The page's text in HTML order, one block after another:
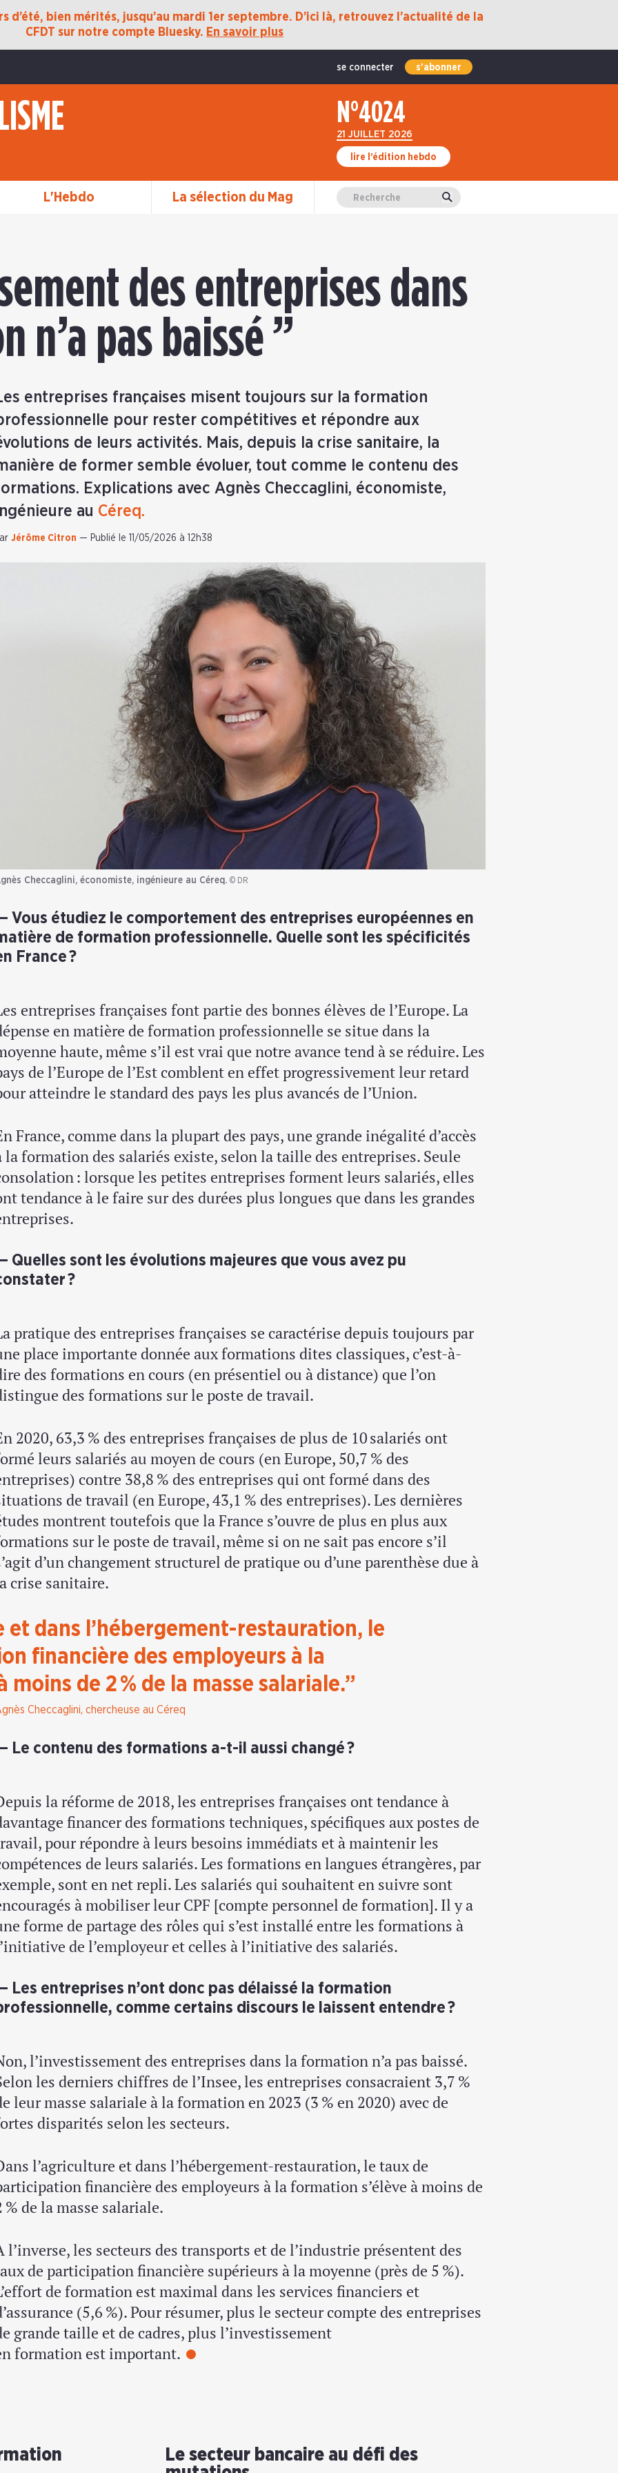
d’été, bien mérités, jusqu’au mardi 1er septembre. D’ici là, retrouvez l’actualité de la
CFDT sur notre compte Bluesky. En savoir plus
se connecter s'abonner
N°4024
21 JUILLET 2026
lire l’édition hebdo
L'Hebdo La sélection du Mag Valider
des entreprises dans
n’a pas baissé ”
entreprises françaises misent toujours sur la formation
pour rester compétitives et répondre aux
de leurs activités. Mais, depuis la crise sanitaire, la
de former semble évoluer, tout comme le contenu des
Explications avec Agnès Checcaglini, économiste,
au Céreq.
Jérôme Citron — Publié le 11/05/2026 à 12h38
Checcaglini, économiste, ingénieure au Céreq. © DR
Vous étudiez le comportement des entreprises européennes en
de formation professionnelle. Quelle sont les spécificités
France ?
entreprises françaises font partie des bonnes élèves de l’Europe. La
en matière de formation professionnelle se situe dans la
haute, même s’il est vrai que notre avance tend à se réduire. Les
de l’Europe de l’Est comblent en effet progressivement leur retard
atteindre le standard des pays les plus avancés de l’Union.
France, comme dans la plupart des pays, une grande inégalité d’accès
la formation des salariés existe, selon la taille des entreprises. Seule
: lorsque les petites entreprises forment leurs salariés, elles
tendance à le faire sur des durées plus longues que dans les grandes
Quelles sont les évolutions majeures que vous avez pu
?
pratique des entreprises françaises se caractérise depuis toujours par
place importante donnée aux formations dites classiques, c’est-à-
des formations en cours (en présentiel ou à distance) que l’on
des formations sur le poste de travail.
2020, 63,3 % des entreprises françaises de plus de 10 salariés ont
leurs salariés au moyen de cours (en Europe, 50,7 % des
contre 38,8 % des entreprises qui ont formé dans des
de travail (en Europe, 43,1 % des entreprises). Les dernières
montrent toutefois que la France s’ouvre de plus en plus aux
sur le poste de travail, même si on ne sait pas encore s’il
d’un changement structurel de pratique ou d’une parenthèse due à
crise sanitaire.
et dans l’hébergement-restauration, le
financière des employeurs à la
moins de 2 % de la masse salariale.”
Checcaglini, chercheuse au Céreq
Le contenu des formations a-t-il aussi changé ?
la réforme de 2018, les entreprises françaises ont tendance à
financer des formations techniques, spécifiques aux postes de
pour répondre à leurs besoins immédiats et à maintenir les
de leurs salariés. Les formations en langues étrangères, par
sont en net repli. Les salariés qui souhaitent en suivre sont
à mobiliser leur CPF [compte personnel de formation]. Il y a
forme de partage des rôles qui s’est installé entre les formations à
de l’employeur et celles à l’initiative des salariés.
Les entreprises n’ont donc pas délaissé la formation
comme certains discours le laissent entendre ?
l’investissement des entreprises dans la formation n’a pas baissé.
les derniers chiffres de l’Insee, les entreprises consacraient 3,7 %
leur masse salariale à la formation en 2023 (3 % en 2020) avec de
disparités selon les secteurs.
l’agriculture et dans l’hébergement-restauration, le taux de
financière des employeurs à la formation s’élève à moins de
% de la masse salariale.
l’inverse, les secteurs des transports et de l’industrie présentent des
de participation financière supérieurs à la moyenne (près de 5 %).
de formation est maximal dans les services financiers et
(5,6 %). Pour résumer, plus le secteur compte des entreprises
grande taille et de cadres, plus l’investissement
formation est important.
Le secteur bancaire au défi des